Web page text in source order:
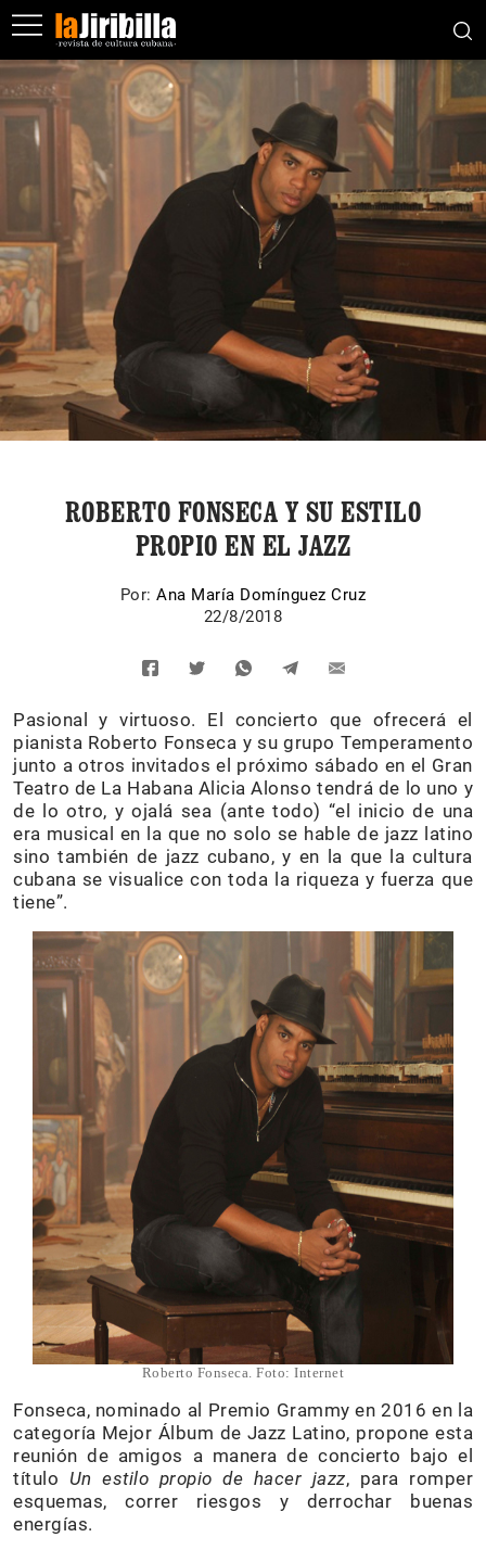
ROBERTO FONSECA Y SU ESTILO
PROPIO EN EL JAZZ
Por:Ana María Domínguez Cruz
22/8/2018
Pasional y virtuoso. El concierto que ofrecerá el
pianista Roberto Fonseca y su grupo Temperamento
junto a otros invitados el próximo sábado en el Gran
Teatro de La Habana Alicia Alonso tendrá de lo uno y
de lo otro, y ojalá sea (ante todo) “el inicio de una
era musical en la que no solo se hable de jazz latino
sino también de jazz cubano, y en la que la cultura
cubana se visualice con toda la riqueza y fuerza que
tiene”.
Roberto Fonseca. Foto: Internet
Fonseca, nominado al Premio Grammy en 2016 en la
categoría Mejor Álbum de Jazz Latino, propone esta
reunión de amigos a manera de concierto bajo el
título Un estilo propio de hacer jazz, para romper
esquemas, correr riesgos y derrochar buenas
energías.